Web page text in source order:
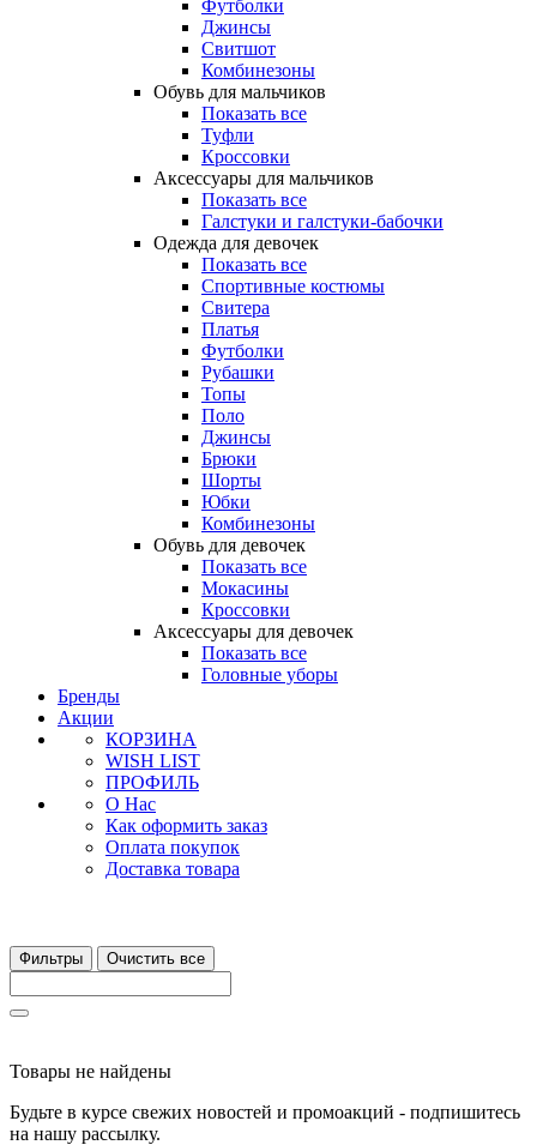
Футболки
Джинсы
Свитшот
Комбинезоны
Обувь для мальчиков
Показать все
Туфли
Кроссовки
Аксессуары для мальчиков
Показать все
Галстуки и галстуки-бабочки
Одежда для девочек
Показать все
Спортивные костюмы
Свитера
Платья
Футболки
Рубашки
Топы
Поло
Джинсы
Брюки
Шорты
Юбки
Комбинезоны
Обувь для девочек
Показать все
Мокасины
Кроссовки
Аксессуары для девочек
Показать все
Головные уборы
Бренды
Акции
КОРЗИНА
WISH LIST
ПРОФИЛЬ
О Нас
Как оформить заказ
Оплата покупок
Доставка товара
Фильтры Очистить все
Товары не найдены
Будьте в курсе свежих новостей и промоакций - подпишитесь
на нашу рассылку.